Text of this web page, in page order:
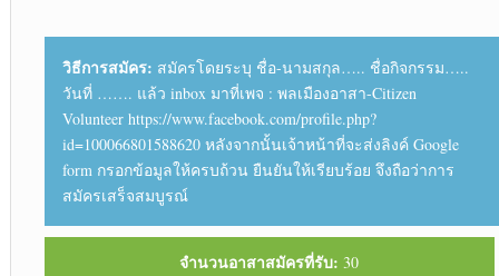
วิธีการสมัคร: สมัครโดยระบุ ชื่อ-นามสกุล….. ชื่อกิจกรรม…..
วันที่ ……. แล้ว inbox มาที่เพจ : พลเมืองอาสา-Citizen
Volunteer https://www.facebook.com/profile.php?
id=100066801588620 หลังจากนั้นเจ้าหน้าที่จะส่งลิงค์ Google
form กรอกข้อมูลให้ครบถ้วน ยืนยันให้เรียบร้อย จึงถือว่าการ
สมัครเสร็จสมบูรณ์
จำนวนอาสาสมัครที่รับ: 30